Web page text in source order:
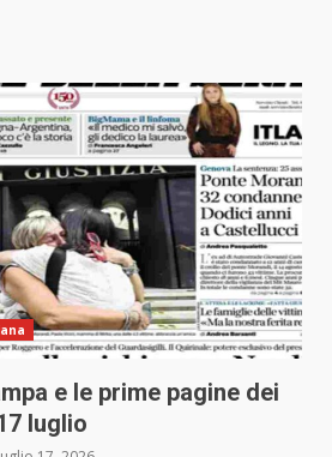
e le prime pagine dei
luglio